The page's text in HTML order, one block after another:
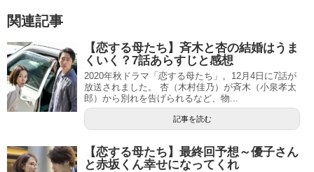
関連記事
【恋する母たち】斉木と杏の結婚はうま
くいく？7話あらすじと感想
2020年秋ドラマ「恋する母たち」。12月4日に7話が
放送されました。 杏（木村佳乃）が斉木（小泉孝太
郎）から別れを告げられるなど、物...
記事を読む
【恋する母たち】最終回予想～優子さん
と赤坂くん幸せになってくれ